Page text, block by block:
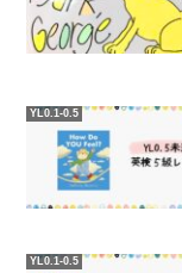
YL0.1-0.5
YL0.1-0.5